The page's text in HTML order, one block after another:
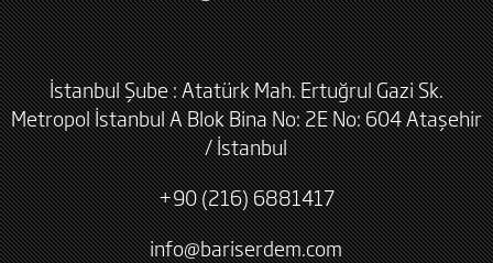
İstanbul Şube : Atatürk Mah. Ertuğrul Gazi Sk.
Metropol İstanbul A Blok Bina No: 2E No: 604 Ataşehir
/ İstanbul
+90 (216) 6881417
info@bariserdem.com